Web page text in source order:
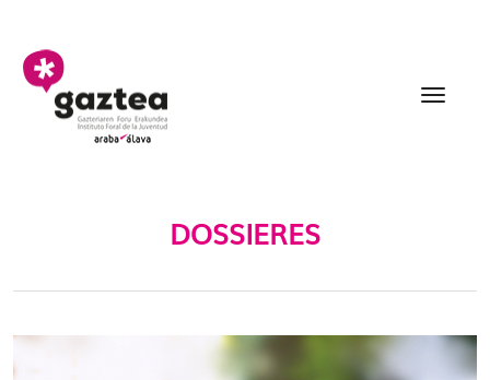
Eduki nagusira joan
DOSSIERES